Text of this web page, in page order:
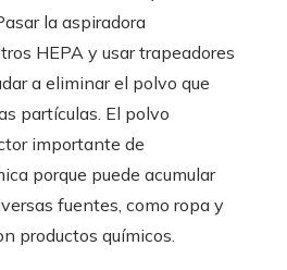
la aspiradora
HEPA y usar trapeadores
a eliminar el polvo que
partículas. El polvo
importante de
porque puede acumular
fuentes, como ropa y
productos químicos.